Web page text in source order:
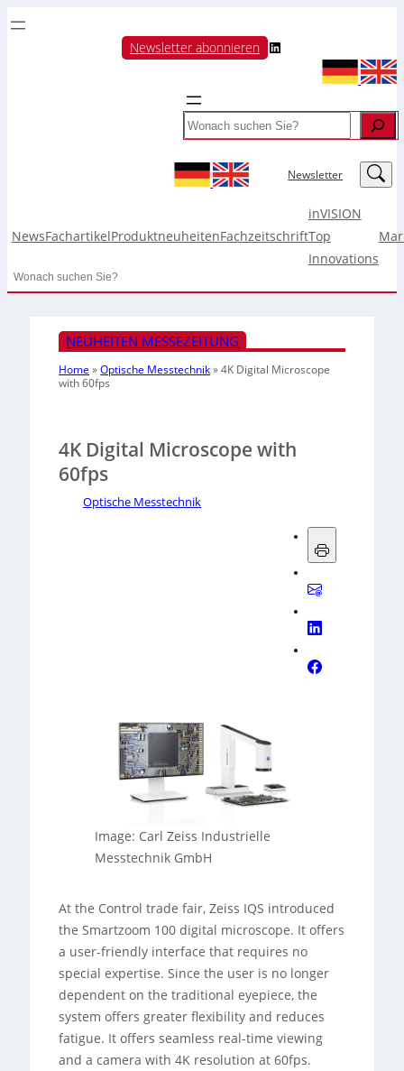
Newsletter abonnieren LinkedIn
Search
Newsletter LinkedIn
NewsFachartikelProduktneuheitenFachzeitschrift
inVISION
Top
Innovations
Search
NEUHEITEN MESSEZEITUNG
Home »Optische Messtechnik»4K Digital Microscope
with 60fps
4K Digital Microscope with
60fps
Optische Messtechnik
Image: Carl Zeiss Industrielle
Messtechnik GmbH
At the Control trade fair, Zeiss IQS introduced
the Smartzoom 100 digital microscope. It offers
a user-friendly interface that requires no
special expertise. Since the user is no longer
dependent on the traditional eyepiece, the
system offers greater flexibility and reduces
fatigue. It offers seamless real-time viewing
and a camera with 4K resolution at 60fps.